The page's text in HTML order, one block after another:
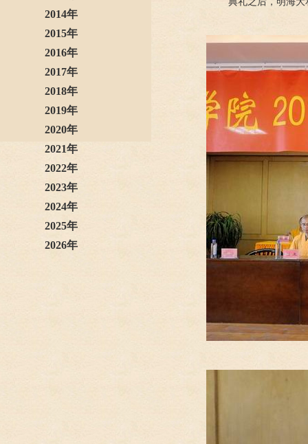
2014年
2015年
2016年
2017年
2018年
2019年
2020年
2021年
2022年
2023年
2024年
2025年
2026年